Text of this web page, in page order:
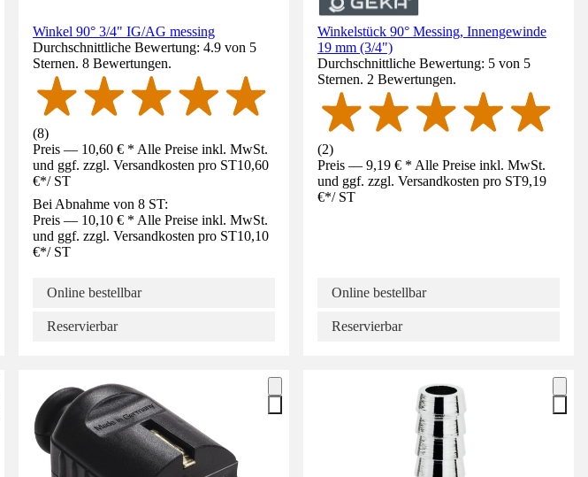
Winkel 90° 3/4" IG/AG messing
Durchschnittliche Bewertung: 4.9 von 5
Sternen. 8 Bewertungen.
(8)
Preis — 10,60 € * Alle Preise inkl. MwSt.
und ggf. zzgl. Versandkosten pro ST10,60
€*/ ST
Bei Abnahme von 8 ST:
Preis — 10,10 € * Alle Preise inkl. MwSt.
und ggf. zzgl. Versandkosten pro ST10,10
€*/ ST
Online bestellbar
Reservierbar
Winkelstück 90° Messing, Innengewinde
19 mm (3/4")
Durchschnittliche Bewertung: 5 von 5
Sternen. 2 Bewertungen.
(2)
Preis — 9,19 € * Alle Preise inkl. MwSt.
und ggf. zzgl. Versandkosten pro ST9,19
€*/ ST
Online bestellbar
Reservierbar